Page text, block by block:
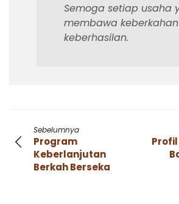
Semoga setiap usaha
membawa
keberhasilan.
Sebelumnya
Program
Keberlanjutan
Berkah Berseka